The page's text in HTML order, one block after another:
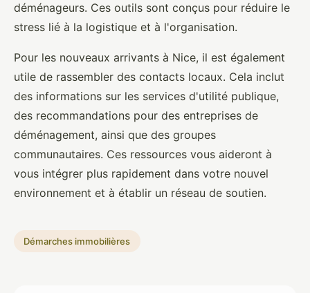
déménageurs. Ces outils sont conçus pour réduire le
stress lié à la logistique et à l'organisation.
Pour les nouveaux arrivants à Nice, il est également
utile de rassembler des contacts locaux. Cela inclut
des informations sur les services d'utilité publique,
des recommandations pour des entreprises de
déménagement, ainsi que des groupes
communautaires. Ces ressources vous aideront à
vous intégrer plus rapidement dans votre nouvel
environnement et à établir un réseau de soutien.
Démarches immobilières